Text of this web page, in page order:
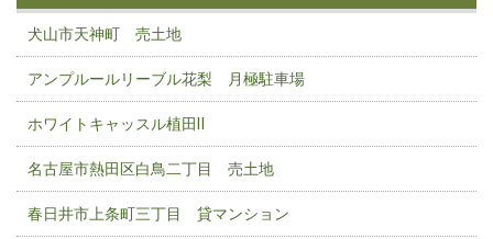
犬山市天神町 売土地
アンプルールリーブル花梨 月極駐車場
ホワイトキャッスル植田Ⅱ
名古屋市熱田区白鳥二丁目 売土地
春日井市上条町三丁目 貸マンション